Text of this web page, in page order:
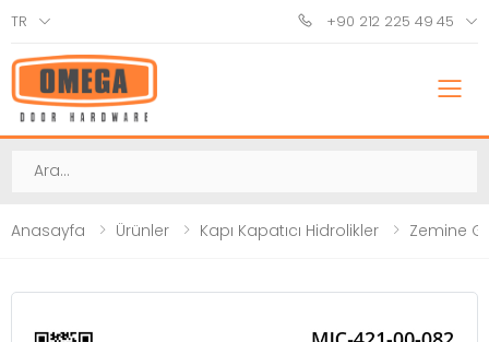
TR +90 212 225 49 45
Ara
Anasayfa Ürünler Kapı Kapatıcı Hidrolikler Zemine